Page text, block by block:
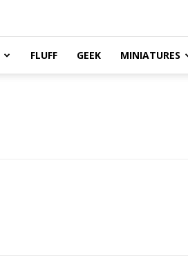
FLUFF GEEK MINIATURES